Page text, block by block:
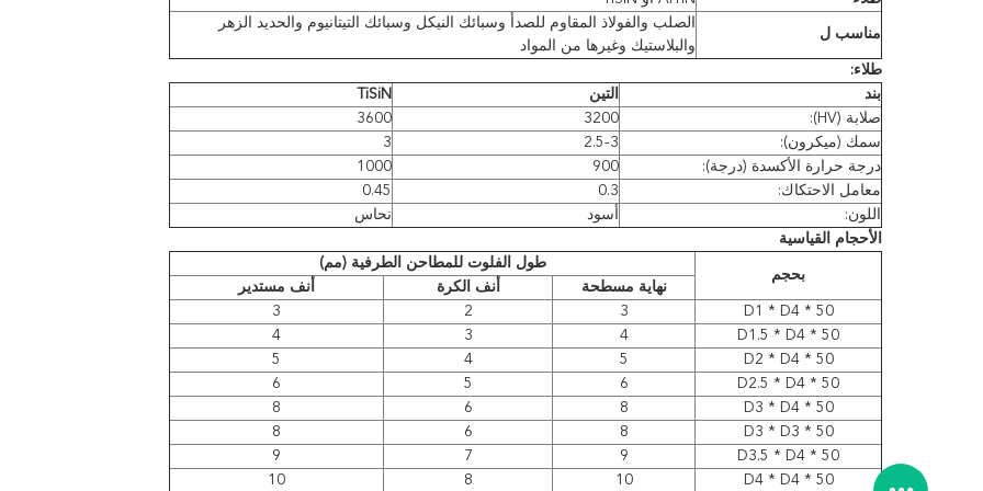
مناسب ل
الصلب والفولاذ المقاوم للصدأ وسبائك النيكل وسبائك التيتانيوم والحديد الزهر
والبلاستيك وغيرها من المواد
طلاء:
بند
التين
TiSiN
صلابة (HV):
3200
3600
سمك (ميكرون):
2.5-3
3
درجة حرارة الأكسدة (درجة):
900
1000
معامل الاحتكاك:
0.3
0.45
اللون:
أسود
نحاس
الأحجام القياسية
بحجم
طول الفلوت للمطاحن الطرفية (مم)
نهاية مسطحة
أنف الكرة
أنف مستدير
D1 * D4 * 50
3
2
3
D1.5 * D4 * 50
4
3
4
D2 * D4 * 50
5
4
5
D2.5 * D4 * 50
6
5
6
D3 * D4 * 50
8
6
8
D3 * D3 * 50
8
6
8
D3.5 * D4 * 50
9
7
9
D4 * D4 * 50
10
8
10